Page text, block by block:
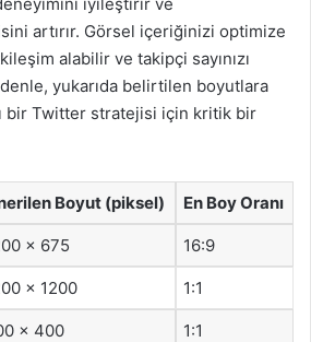
artırır. Görsel içeriğinizi optimize
alabilir ve takipçi sayınızı
yukarıda belirtilen boyutlara
bir Twitter stratejisi için kritik bir
Boyut (piksel) En Boy Oranı
x 675 16:9
x 1200 1:1
x 400 1:1